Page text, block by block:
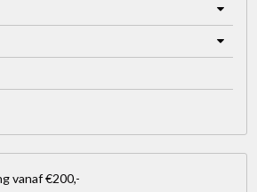
vanaf €200,-